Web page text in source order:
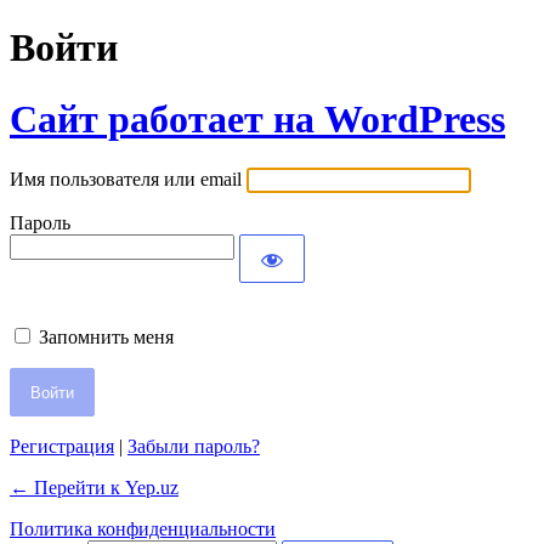
Войти
Сайт работает на WordPress
Имя пользователя или email
Пароль
Запомнить меня
Регистрация | Забыли пароль?
← Перейти к Yep.uz
Политика конфиденциальности